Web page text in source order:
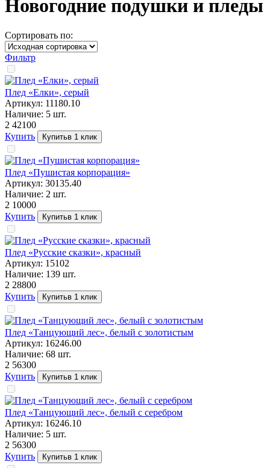
Новогодние подушки и пледы
Сортировать по:
Фильтр
Плед «Елки», серый
Артикул: 11180.10
Наличие: 5 шт.
2 42100
Купить
Купитьв 1 клик
Плед «Пушистая корпорация»
Артикул: 30135.40
Наличие: 2 шт.
2 10000
Купить
Купитьв 1 клик
Плед «Русские сказки», красный
Артикул: 15102
Наличие: 139 шт.
2 28800
Купить
Купитьв 1 клик
Плед «Танцующий лес», белый с золотистым
Артикул: 16246.00
Наличие: 68 шт.
2 56300
Купить
Купитьв 1 клик
Плед «Танцующий лес», белый с серебром
Артикул: 16246.10
Наличие: 5 шт.
2 56300
Купить
Купитьв 1 клик